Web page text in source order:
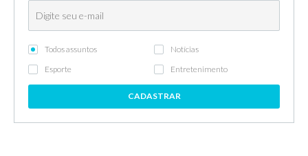
Todos assuntos
Notícias
Esporte
Entretenimento
CADASTRAR